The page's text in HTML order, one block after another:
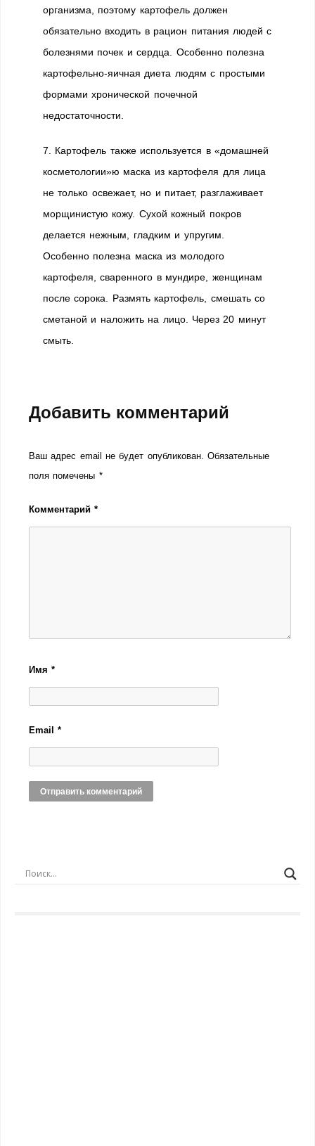
организма, поэтому картофель должен
обязательно входить в рацион питания людей с
болезнями почек и сердца. Особенно полезна
картофельно-яичная диета людям с простыми
формами хронической почечной
недостаточности.
7. Картофель также используется в «домашней
косметологии»ю маска из картофеля для лица
не только освежает, но и питает, разглаживает
морщинистую кожу. Сухой кожный покров
делается нежным, гладким и упругим.
Особенно полезна маска из молодого
картофеля, сваренного в мундире, женщинам
после сорока. Размять картофель, смешать со
сметаной и наложить на лицо. Через 20 минут
смыть.
Добавить комментарий
Ваш адрес email не будет опубликован. Обязательные
поля помечены *
Комментарий*
Имя*
Email*